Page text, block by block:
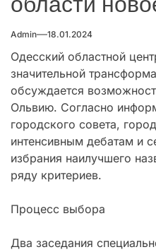
Admin 18.01.2024
Одесский областной
значительной
обсуждается
Ольвию. Согласно
городского совета,
интенсивным дебатам и
избрания наилучшего
ряду критериев.
Процесс выбора
Два заседания